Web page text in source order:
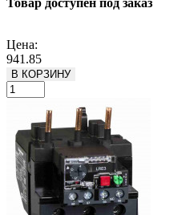
Товар доступен под заказ
Цена:
941.85
В КОРЗИНУ